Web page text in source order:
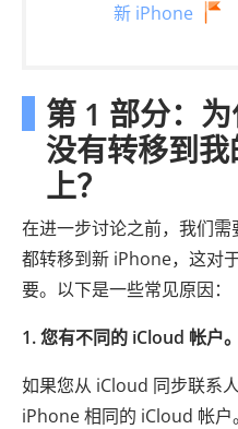
新 iPhone
第 1 部分：
没有转移到
上？
在进一步讨论之前，我们
都转移到新 iPhone，这对
要。以下是一些常见原因：
1. 您有不同的 iCloud 帐户。
如果您从 iCloud 同步联系
iPhone 相同的 iCloud 帐